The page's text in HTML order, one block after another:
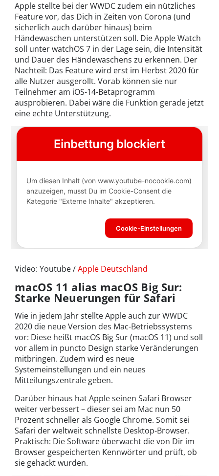
Apple stellte bei der WWDC zudem ein nützliches
Feature vor, das Dich in Zeiten von Corona (und
sicherlich auch darüber hinaus) beim
Händewaschen unterstützen soll. Die Apple Watch
soll unter watchOS 7 in der Lage sein, die Intensität
und Dauer des Händewaschens zu erkennen. Der
Nachteil: Das Feature wird erst im Herbst 2020 für
alle Nutzer ausgerollt. Vorab können sie nur
Teilnehmer am iOS-14-Betaprogramm
ausprobieren. Dabei wäre die Funktion gerade jetzt
eine echte Unterstützung.
Video: Youtube /Apple Deutschland
macOS 11 alias macOS Big Sur:
Starke Neuerungen für Safari
Wie in jedem Jahr stellte Apple auch zur WWDC
2020 die neue Version des Mac-Betriebssystems
vor: Diese heißt macOS Big Sur (macOS 11) und soll
vor allem in puncto Design starke Veränderungen
mitbringen. Zudem wird es neue
Systemeinstellungen und ein neues
Mitteilungszentrale geben.
Darüber hinaus hat Apple seinen Safari Browser
weiter verbessert – dieser sei am Mac nun 50
Prozent schneller als Google Chrome. Somit sei
Safari der weltweit schnellste Desktop-Browser.
Praktisch: Die Software überwacht die von Dir im
Browser gespeicherten Kennwörter und prüft, ob
sie gehackt wurden.